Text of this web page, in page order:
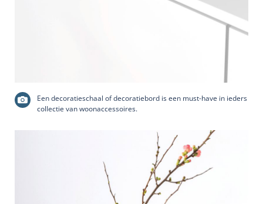
Een decoratieschaal of decoratiebord is een must-have in ieders
collectie van woonaccessoires.